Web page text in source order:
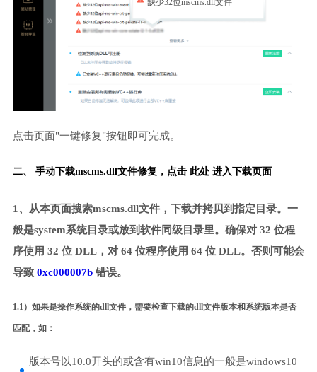
缺少32位mscms.dll文件
点击页面"一键修复"按钮即可完成。
二、 手动下载mscms.dll文件修复， 点击 此处 进入下载页面
1、从本页面搜索mscms.dll文件，下载并拷贝到指定目录。一
般是system系统目录或放到软件同级目录里。确保对 32 位程
序使用 32 位 DLL，对 64 位程序使用 64 位 DLL。否则可能会
导致 0xc000007b错误。
1.1）如果是操作系统的dll文件，需要检查下载的dll文件版本和系统版本是否
匹配，如：
版本号以10.0开头的或含有win10信息的一般是windows10